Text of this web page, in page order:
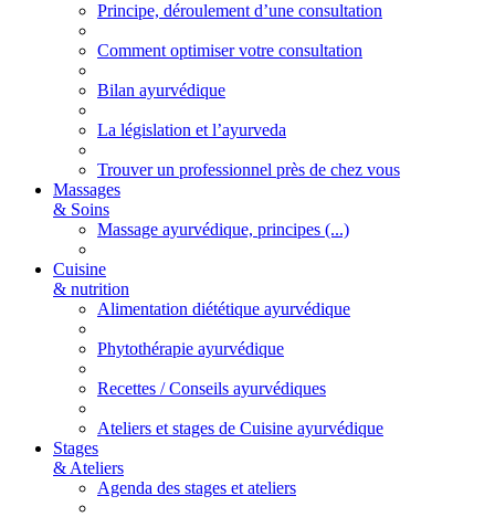
Principe, déroulement d’une consultation
Comment optimiser votre consultation
Bilan ayurvédique
La législation et l’ayurveda
Trouver un professionnel près de chez vous
Massages
& Soins
Massage ayurvédique, principes (...)
Cuisine
& nutrition
Alimentation diététique ayurvédique
Phytothérapie ayurvédique
Recettes / Conseils ayurvédiques
Ateliers et stages de Cuisine ayurvédique
Stages
& Ateliers
Agenda des stages et ateliers